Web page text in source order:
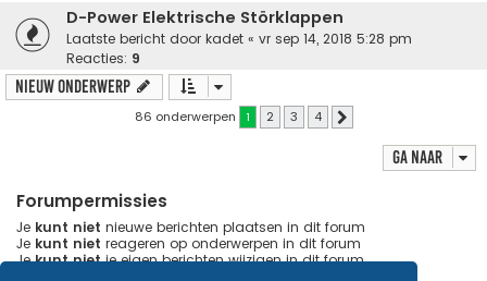
D-Power Elektrische Störklappen
Laatste bericht door kadet « vr sep 14, 2018 5:28 pm
Reacties: 9
Nieuw onderwerp
86 onderwerpen 1 2 3 4
Ga naar
Forumpermissies
Je kunt niet nieuwe berichten plaatsen in dit forum
Je kunt niet reageren op onderwerpen in dit forum
Jekunt nietje eigen berichten wijzigen in dit forum